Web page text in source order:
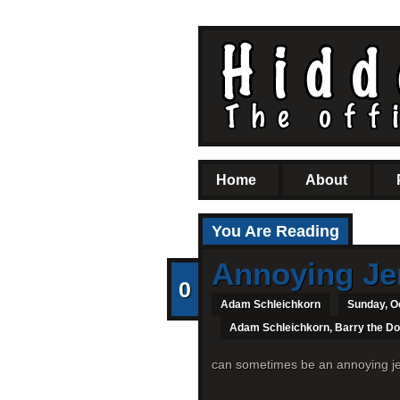
Home About
You Are Reading
0 Annoying
Adam Schleichkorn
Sunday,
Adam Schleichkorn, Barry the
can sometimes be an annoying